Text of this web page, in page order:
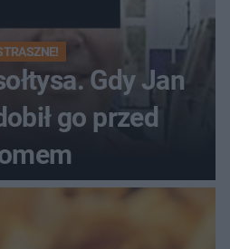
Gdy Jan
go przed